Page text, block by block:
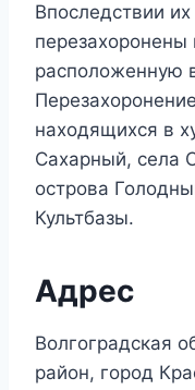
Впоследствии
перезахоронены
расположенную
находящихся в
Сахарный, села
острова
Культбазы.
Адрес
Волгоградская
район, город